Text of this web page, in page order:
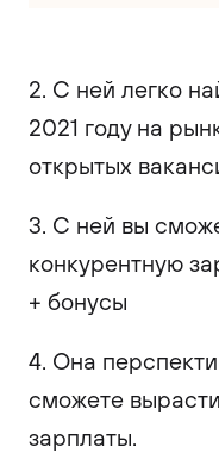
2. С ней легко
2021 году на
открытых
3. С ней вы
конкурентную
+ бонусы
4. Она
сможете
зарплаты.